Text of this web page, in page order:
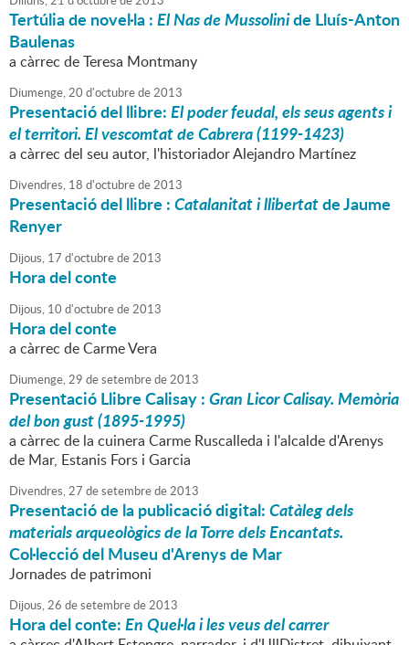
Tertúlia de novel·la :El Nas de Mussolinide Lluís-Anton
Baulenas
a càrrec de Teresa Montmany
Diumenge,20 d'octubrede2013
Presentació del llibre:El poder feudal, els seus agents i
el territori. El vescomtat de Cabrera (1199-1423)
a càrrec del seu autor, l'historiador Alejandro Martínez
Divendres, 18 d'octubrede2013
Presentació del llibre :Catalanitat i llibertatde Jaume
Renyer
Dijous, 17 d'octubrede2013
Hora del conte
Dijous, 10 d'octubrede2013
Hora del conte
a càrrec de Carme Vera
Diumenge,29 desetembrede2013
Presentació Llibre Calisay :Gran Licor Calisay. Memòria
del bon gust (1895-1995)
a càrrec de la cuinera Carme Ruscalleda i l'alcalde d'Arenys
de Mar, Estanis Fors i Garcia
Divendres,27 desetembrede2013
Presentació de la publicació digital:Catàleg dels
materials arqueològics de la Torre dels Encantats.
Col·lecció del Museu d'Arenys de Mar
Jornades de patrimoni
Dijous,26 desetembrede2013
Hora del conte:En Quel·la i les veus del carrer